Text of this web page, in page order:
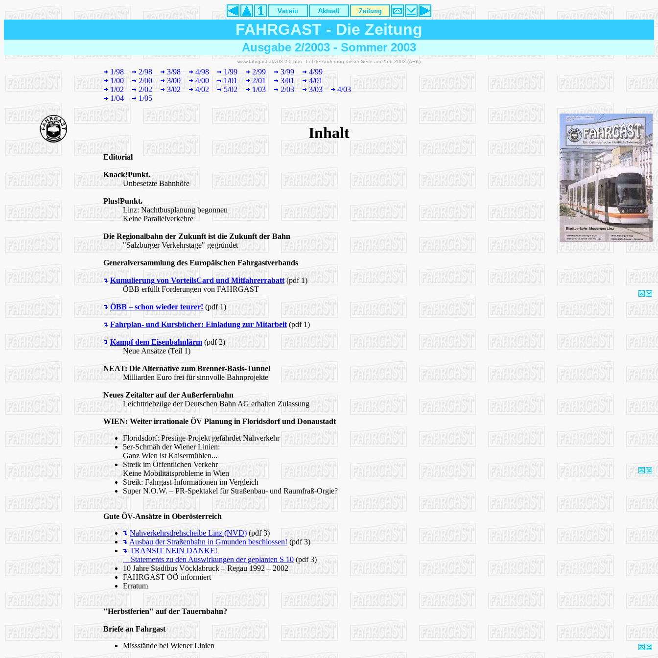
FAHRGAST - Die Zeitung
Ausgabe 2/2003 - Sommer 2003
www.fahrgast.at/z03-2-0.htm - Letzte Änderung dieser Seite am 25.6.2003 (ARK)
1/98 2/98 3/98 4/98 1/99 2/99 3/99
4/99
1/00
2/00 3/00 4/00 1/01 2/01 3/01
4/01
1/02
2/02 3/02 4/02 5/02 1/03 2/03 3/03
4/03
1/04
1/05
Inhalt
Editorial
Knack!Punkt.
Unbesetzte Bahnhöfe
Plus!Punkt.
Linz: Nachtbusplanung begonnen
Keine Parallelverkehre
Die Regionalbahn der Zukunft ist die Zukunft der Bahn
"Salzburger Verkehrstage" gegründet
Generalversammlung des Europäischen Fahrgastverbands
Kumulierung von VorteilsCard und Mitfahrerrabatt(pdf 1)
ÖBB erfüllt Forderungen von FAHRGAST
ÖBB – schon wieder teurer! (pdf 1)
Fahrplan- und Kursbücher: Einladung zur Mitarbeit (pdf 1)
Kampf dem Eisenbahnlärm (pdf 2)
Neue Ansätze (Teil 1)
NEAT: Die Alternative zum Brenner-Basis-Tunnel
Milliarden Euro frei für sinnvolle Bahnprojekte
Neues Zeitalter auf der Außerfernbahn
Leichttriebzüge der Deutschen Bahn AG erhalten Zulassung
WIEN: Weiter irrationale ÖV Planung in Floridsdorf und Donaustadt
Floridsdorf: Prestige-Projekt gefährdet Nahverkehr
5er-Schmäh der Wiener Linien:
Ganz Wien ist Kaisermühlen...
Streik im Öffentlichen Verkehr
Keine Mobilitätsprobleme in Wien
Streik: Fahrgast-Informationen im Vergleich
Super N.O.W. – PR-Spektakel für Straßenbau- und Raumfraß-Orgie?
Gute ÖV-Ansätze in Oberösterreich
Nahverkehrsdrehscheibe Linz (NVD) (pdf 3)
Ausbau der Straßenbahn in Gmunden beschlossen! (pdf 3)
TRANSIT NEIN DANKE!
Statements zu den Auswirkungen der geplanten S 10 (pdf 3)
10 Jahre Stadtbus Vöcklabruck – Regau 1992 – 2002
FAHRGAST OÖ informiert
Erratum
"Herbstferien" auf der Tauernbahn?
Briefe an Fahrgast
Missstände bei Wiener Linien